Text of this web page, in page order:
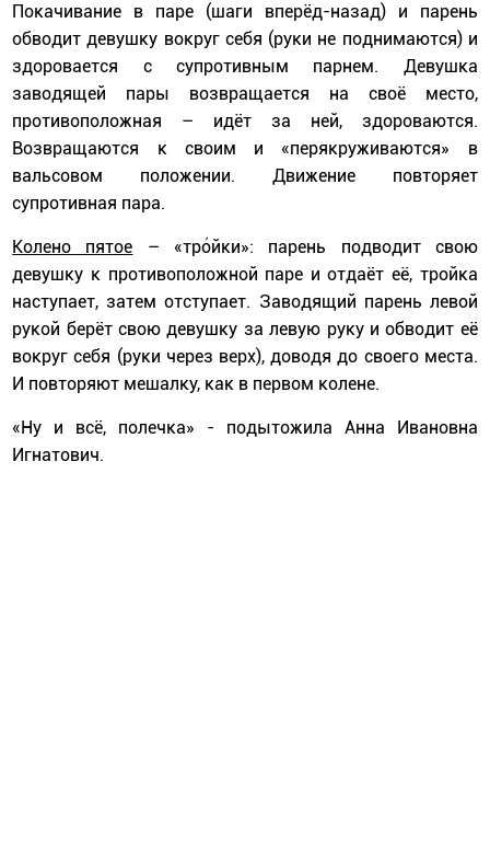
Покачивание в паре (шаги вперёд-назад) и парень
обводит девушку вокруг себя (руки не поднимаются) и
здоровается с супротивным парнем. Девушка
заводящей пары возвращается на своё место,
противоположная – идёт за ней, здороваются.
Возвращаются к своим и «перякруживаются» в
вальсовом положении. Движение повторяет
супротивная пара.
Колено пятое – «тро́йки»: парень подводит свою
девушку к противоположной паре и отдаёт её, тройка
наступает, затем отступает. Заводящий парень левой
рукой берёт свою девушку за левую руку и обводит её
вокруг себя (руки через верх), доводя до своего места.
И повторяют мешалку, как в первом колене.
«Ну и всё, полечка» - подытожила Анна Ивановна
Игнатович.